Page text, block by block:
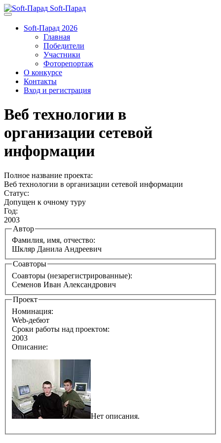
Soft-Парад
Soft-Парад 2026
Главная
Победители
Участники
Фоторепортаж
О конкурсе
Контакты
Вход и регистрация
Веб технологии в
организации сетевой
информации
Полное название проекта:
Веб технологии в организации сетевой информации
Статус:
Допущен к очному туру
Год:
2003
Автор
Фамилия, имя, отчество:
Шкляр Данила Андреевич
Соавторы
Соавторы (незарегистрированные):
Семенов Иван Александрович
Проект
Номинация:
Web-дебют
Сроки работы над проектом:
2003
Описание:
Нет описания.